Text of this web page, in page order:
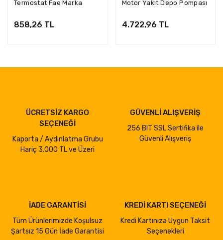
Termostat Fae Marka
858,26 TL
Motor Yakıt Depo Pompası
4.722,96 TL
ÜCRETSİZ KARGO
SEÇENEĞİ
Kaporta / Aydınlatma Grubu
Hariç 3.000 TL ve Üzeri
GÜVENLİ ALIŞVERİŞ
256 BIT SSL Sertifika ile
Güvenli Alışveriş
İADE GARANTİSİ
Tüm Ürünlerimizde Koşulsuz
Şartsız 15 Gün İade Garantisi
KREDİ KARTI SEÇENEĞİ
Kredi Kartınıza Uygun Taksit
Seçenekleri